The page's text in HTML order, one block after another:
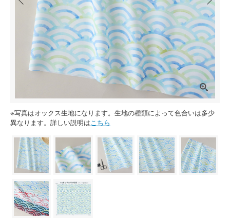
※写真はオックス生地になります。生地の種類によって色合いは多少
異なります。詳しい説明はこちら